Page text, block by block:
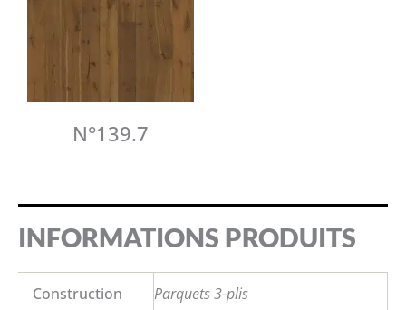
N°139.7
INFORMATIONS PRODUITS
Construction Parquets 3-plis